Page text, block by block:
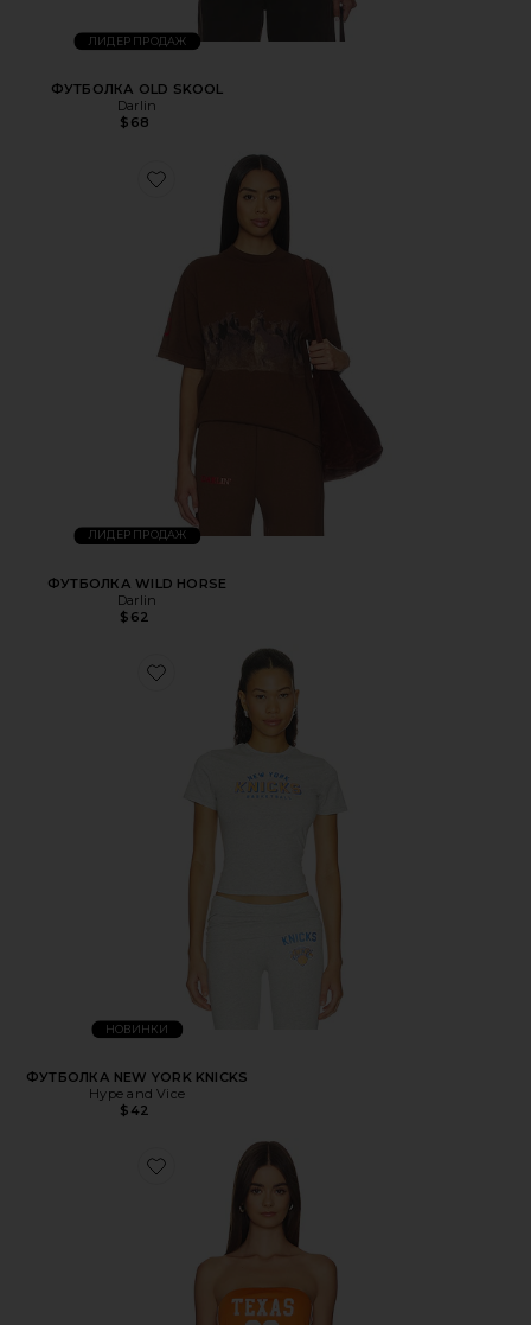
ЛИДЕР ПРОДАЖ
ФУТБОЛКА OLD SKOOL
Darlin
$68
ЛИДЕР ПРОДАЖ
ФУТБОЛКА WILD HORSE
Darlin
$62
НОВИНКИ
ФУТБОЛКА NEW YORK KNICKS
Hype and Vice
$42